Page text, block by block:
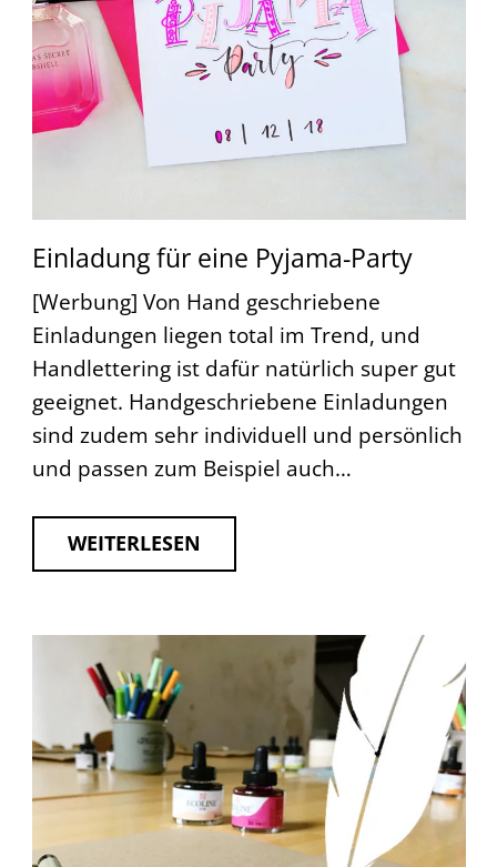
Einladung für eine Pyjama-Party
[Werbung] Von Hand geschriebene
Einladungen liegen total im Trend, und
Handlettering ist dafür natürlich super gut
geeignet. Handgeschriebene Einladungen
sind zudem sehr individuell und persönlich
und passen zum Beispiel auch…
WEITERLESEN